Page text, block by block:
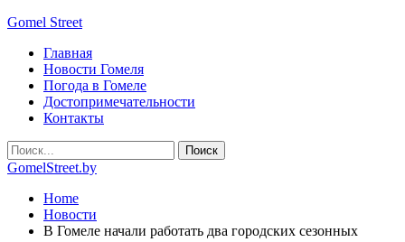
Gomel Street
Главная
Новости Гомеля
Погода в Гомеле
Достопримечательности
Контакты
GomelStreet.by
Home
Новости
В Гомеле начали работать два городских сезонных